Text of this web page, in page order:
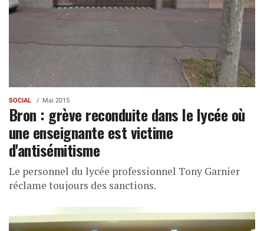
SOCIAL Mai 2015
Bron : grève reconduite dans le lycée où
une enseignante est victime
d'antisémitisme
Le personnel du lycée professionnel Tony Garnier
réclame toujours des sanctions.